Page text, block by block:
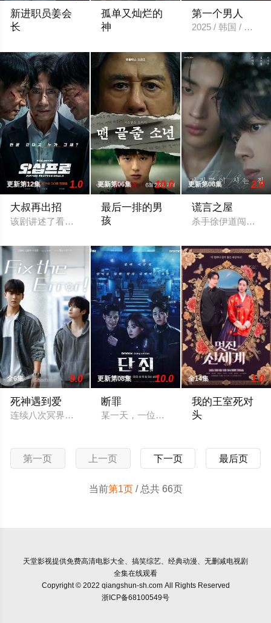
新进职员姜会
长
孤单又灿烂的
神
第一个男人
2025 / 韩国 / 咸恩
更新第12集 1.0
大叔再出招
该剧讲述了看似平凡却各有致命魅力的三位大叔，在命运的推
更新第06集 10.0
最后一排的男
孩
更新第08集 2.0
谎言之屋
杀手徐伊道闯入许
全6集 9.0
死神遇到爱
连续八次冥界考试失败的菜鸟死神智汉，终于迎来了最后一次
更新第08集 10.0
断罪
某一天，一位因网络钓鱼骗局而失去父母
全14集 1.0
我的王室死对
头
第一页 上一页 下一页 最后页
当前第1页/ 总共 66页
天堂影视提供免费高清电影大全、搞笑综艺、经典动漫、无删减电视剧
全集在线观看
Copyright © 2022 qiangshun-sh.com All Rights Reserved
浙ICP备68100549号